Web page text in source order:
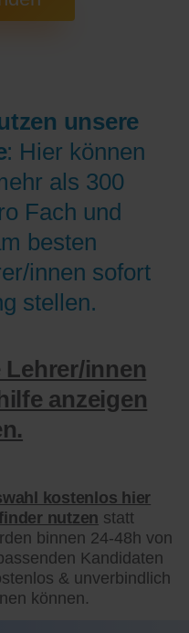
unsere
: Hier können
als 300
Fach und
besten
innen sofort
stellen.
innen
anzeigen
kostenlos hier
nutzen statt
binnen 24-48h von
Kandidaten
& unverbindlich
können.